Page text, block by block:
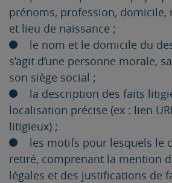
prénoms, profession, domicile,
et lieu de naissance ;
le nom et le domicile du
s’agit d’une personne morale,
son siège social ;
la description des faits
localisation précise (ex : lien
litigieux) ;
les motifs pour lesquels le
retiré, comprenant la mention
légales et des justifications de